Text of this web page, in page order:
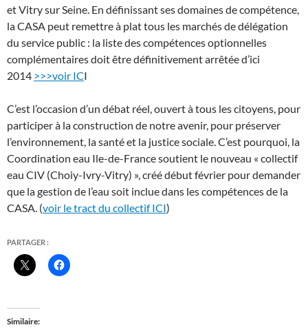
et Vitry sur Seine. En définissant ses domaines de compétence,
la CASA peut remettre à plat tous les marchés de délégation
du service public : la liste des compétences optionnelles
complémentaires doit être définitivement arrêtée d’ici
2014 >>>voir ICI
C’est l’occasion d’un débat réel, ouvert à tous les citoyens, pour
participer à la construction de notre avenir, pour préserver
l’environnement, la santé et la justice sociale. C’est pourquoi, la
Coordination eau Ile-de-France soutient le nouveau « collectif
eau CIV (Choiy-Ivry-Vitry) », créé début février pour demander
que la gestion de l’eau soit inclue dans les compétences de la
CASA. (voir le tract du collectif ICI)
PARTAGER :
Similaire